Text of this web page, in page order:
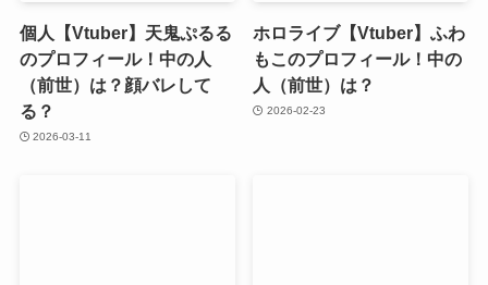
個人【Vtuber】天鬼ぷるる
のプロフィール！中の人
（前世）は？顔バレして
る？
2026-03-11
ホロライブ【Vtuber】ふわ
もこのプロフィール！中の
人（前世）は？
2026-02-23